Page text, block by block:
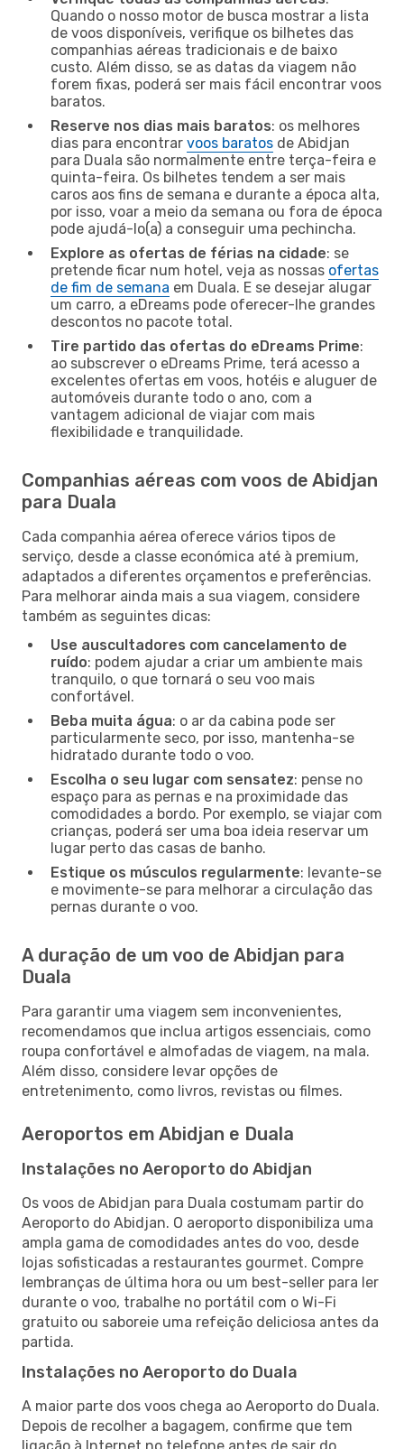
Quando o nosso motor de busca mostrar a lista
de voos disponíveis, verifique os bilhetes das
companhias aéreas tradicionais e de baixo
custo. Além disso, se as datas da viagem não
forem fixas, poderá ser mais fácil encontrar voos
baratos.
Reserve nos dias mais baratos: os melhores
dias para encontrar voos baratos de Abidjan
para Duala são normalmente entre terça-feira e
quinta-feira. Os bilhetes tendem a ser mais
caros aos fins de semana e durante a época alta,
por isso, voar a meio da semana ou fora de época
pode ajudá-lo(a) a conseguir uma pechincha.
Explore as ofertas de férias na cidade: se
pretende ficar num hotel, veja as nossas ofertas
de fim de semana em Duala. E se desejar alugar
um carro, a eDreams pode oferecer-lhe grandes
descontos no pacote total.
Tire partido das ofertas do eDreams Prime:
ao subscrever o eDreams Prime, terá acesso a
excelentes ofertas em voos, hotéis e aluguer de
automóveis durante todo o ano, com a
vantagem adicional de viajar com mais
flexibilidade e tranquilidade.
Companhias aéreas com voos de Abidjan
para Duala
Cada companhia aérea oferece vários tipos de
serviço, desde a classe económica até à premium,
adaptados a diferentes orçamentos e preferências.
Para melhorar ainda mais a sua viagem, considere
também as seguintes dicas:
Use auscultadores com cancelamento de
ruído: podem ajudar a criar um ambiente mais
tranquilo, o que tornará o seu voo mais
confortável.
Beba muita água: o ar da cabina pode ser
particularmente seco, por isso, mantenha-se
hidratado durante todo o voo.
Escolha o seu lugar com sensatez: pense no
espaço para as pernas e na proximidade das
comodidades a bordo. Por exemplo, se viajar com
crianças, poderá ser uma boa ideia reservar um
lugar perto das casas de banho.
Estique os músculos regularmente: levante-se
e movimente-se para melhorar a circulação das
pernas durante o voo.
A duração de um voo de Abidjan para
Duala
Para garantir uma viagem sem inconvenientes,
recomendamos que inclua artigos essenciais, como
roupa confortável e almofadas de viagem, na mala.
Além disso, considere levar opções de
entretenimento, como livros, revistas ou filmes.
Aeroportos em Abidjan e Duala
Instalações no Aeroporto do Abidjan
Os voos de Abidjan para Duala costumam partir do
Aeroporto do Abidjan. O aeroporto disponibiliza uma
ampla gama de comodidades antes do voo, desde
lojas sofisticadas a restaurantes gourmet. Compre
lembranças de última hora ou um best-seller para ler
durante o voo, trabalhe no portátil com o Wi-Fi
gratuito ou saboreie uma refeição deliciosa antes da
partida.
Instalações no Aeroporto do Duala
A maior parte dos voos chega ao Aeroporto do Duala.
Depois de recolher a bagagem, confirme que tem